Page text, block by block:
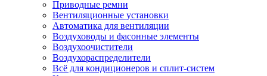
Приводные ремни
Вентиляционные установки
Автоматика для вентиляции
Воздуховоды и фасонные элементы
Воздухоочистители
Воздухораспределители
Всё для кондиционеров и сплит-систем